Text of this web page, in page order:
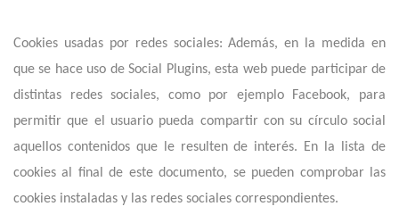
Cookies usadas por redes sociales: Además, en la medida en
que se hace uso de Social Plugins, esta web puede participar de
distintas redes sociales, como por ejemplo Facebook, para
permitir que el usuario pueda compartir con su círculo social
aquellos contenidos que le resulten de interés. En la lista de
cookies al final de este documento, se pueden comprobar las
cookies instaladas y las redes sociales correspondientes.